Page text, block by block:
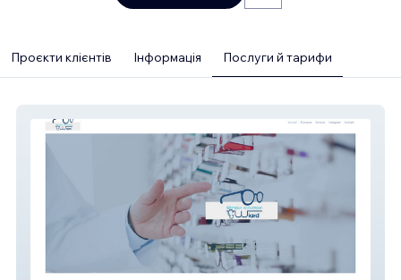
Проєкти клієнтів Інформація Послуги й тарифи